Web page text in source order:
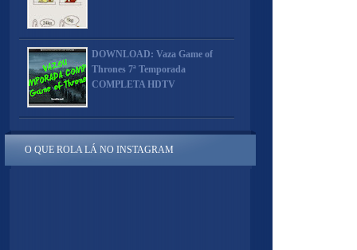
DOWNLOAD: Vaza Game of
Thrones 7ª Temporada
COMPLETA HDTV
O QUE ROLA LÁ NO INSTAGRAM